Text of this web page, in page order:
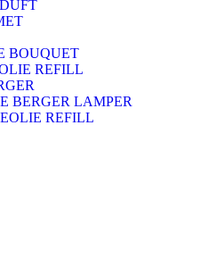
BOUQUET
REFILL
BERGER LAMPER
REFILL